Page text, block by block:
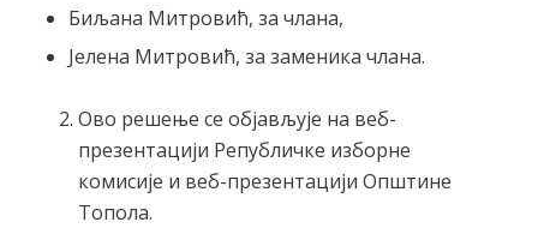
Биљана Митровић, за члана,
Јелена Митровић, за заменика члана.
Ово решење се објављује на веб-
презентацији Републичке изборне
комисије и веб-презентацији Општине
Топола.